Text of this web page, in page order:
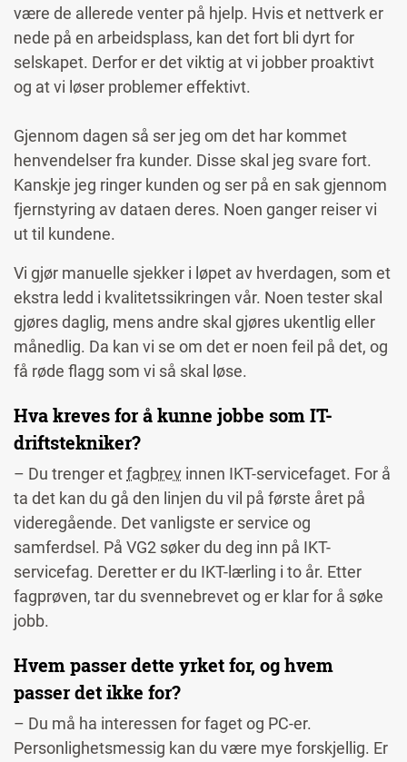
være de allerede venter på hjelp. Hvis et nettverk er
nede på en arbeidsplass, kan det fort bli dyrt for
selskapet. Derfor er det viktig at vi jobber proaktivt
og at vi løser problemer effektivt.
Gjennom dagen så ser jeg om det har kommet
henvendelser fra kunder. Disse skal jeg svare fort.
Kanskje jeg ringer kunden og ser på en sak gjennom
fjernstyring av dataen deres. Noen ganger reiser vi
ut til kundene.
Vi gjør manuelle sjekker i løpet av hverdagen, som et
ekstra ledd i kvalitetssikringen vår. Noen tester skal
gjøres daglig, mens andre skal gjøres ukentlig eller
månedlig. Da kan vi se om det er noen feil på det, og
få røde flagg som vi så skal løse.
Hva kreves for å kunne jobbe som IT-
driftstekniker?
– Du trenger etfagbrev innen IKT-servicefaget. For å
ta det kan du gå den linjen du vil på første året på
videregående. Det vanligste er service og
samferdsel. På VG2 søker du deg inn på IKT-
servicefag. Deretter er du IKT-lærling i to år. Etter
fagprøven, tar du svennebrevet og er klar for å søke
jobb.
Hvem passer dette yrket for, og hvem
passer det ikke for?
– Du må ha interessen for faget og PC-er.
Personlighetsmessig kan du være mye forskjellig. Er